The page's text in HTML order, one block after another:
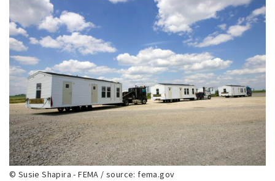
© Susie Shapira - FEMA / source: fema.gov